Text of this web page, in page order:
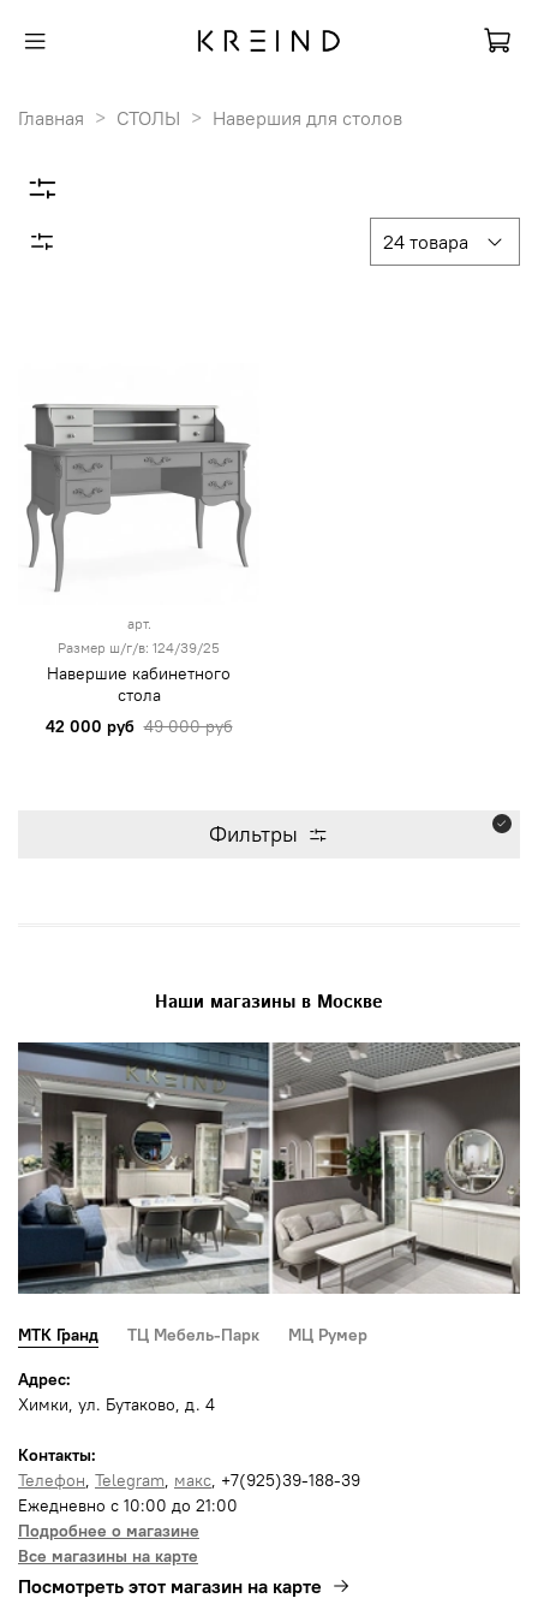
Главная СТОЛЫ Навершия для столов
арт.
Размер ш/г/в: 124/39/25
Навершие кабинетного
стола
42 000 руб 49 000 руб
Фильтры
Наши магазины в Москве
МТК Гранд ТЦ Мебель-Парк МЦ Румер
Адрес:
Химки, ул. Бутаково, д. 4
Контакты:
Телефон, Telegram, макс, +7(925)39-188-39
Ежедневно с 10:00 до 21:00
Подробнее о магазине
Все магазины на карте
Посмотреть этот магазин на карте